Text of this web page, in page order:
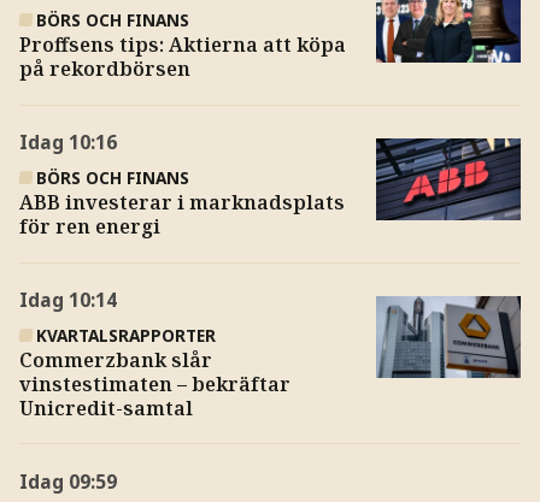
BÖRS OCH FINANS
Proffsens tips: Aktierna att köpa
på rekordbörsen
Idag 10:16
BÖRS OCH FINANS
ABB investerar i marknadsplats
för ren energi
Idag 10:14
KVARTALSRAPPORTER
Commerzbank slår
vinstestimaten – bekräftar
Unicredit-samtal
Idag 09:59